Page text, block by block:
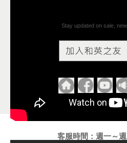
Stay updated on sale,
客服時間：週一～